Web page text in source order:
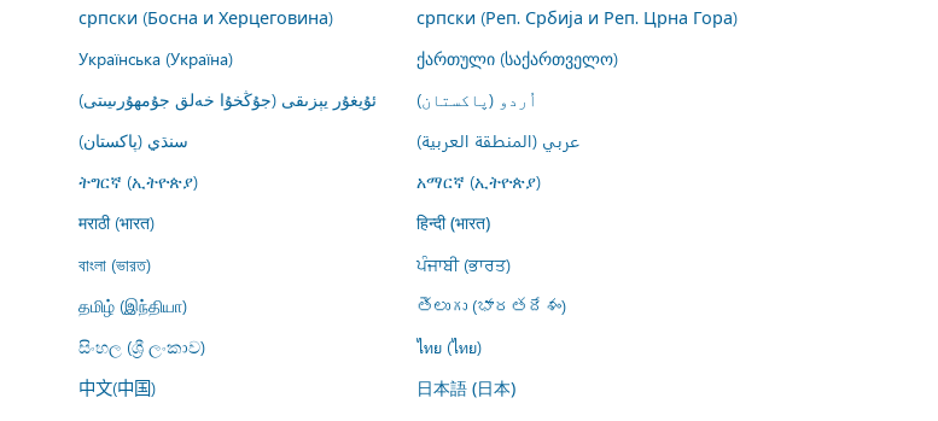
српски (Босна и Херцеговина)
српски (Реп. Србија и Реп. Црна Гора)
Українська (Україна)
ქართული (საქართველო)
ئۇيغۇر يېزىقى (جۇڭخۇا خەلق جۇمھۇرىيىتى)
اُردو (پاکستان)
سنڌي (پاکستان)
عربي (المنطقة العربية)
ትግርኛ (ኢትዮጵያ) አማርኛ (ኢትዮጵያ)
मराठी (भारत) हिन्दी (भारत)
বাংলা (ভারত)
ਪੰਜਾਬੀ (ਭਾਰਤ)
தமிழ் (இந்தியா)
తెలుగు (భారతదేశం)
සිංහල (ශ්‍රී ලංකාව)
ไทย (ไทย)
中文(中国) 日本語 (日本)